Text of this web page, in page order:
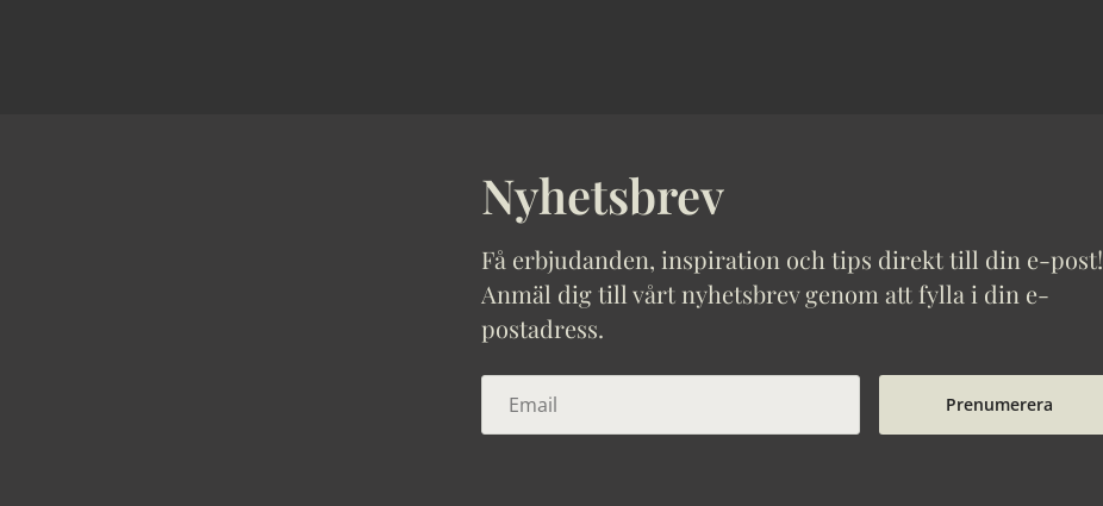
Nyhetsbrev
Få erbjudanden, inspiration och tips direkt till din e-post!
Anmäl dig till vårt nyhetsbrev genom att fylla i din e-
postadress.
Prenumerera